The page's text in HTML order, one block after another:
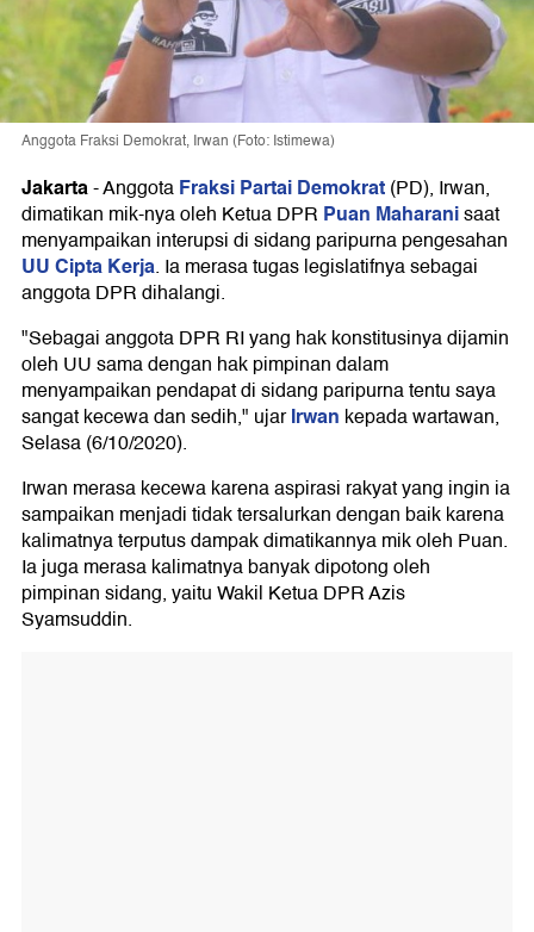
Anggota Fraksi Demokrat, Irwan (Foto: Istimewa)
Jakarta-AnggotaFraksi Partai Demokrat(PD), Irwan,
dimatikan mik-nya oleh Ketua DPR Puan Maharanisaat
menyampaikan interupsi di sidang paripurna pengesahan
UU Cipta Kerja. Ia merasa tugas legislatifnya sebagai
anggota DPR dihalangi.
"Sebagai anggota DPR RI yang hak konstitusinya dijamin
oleh UU sama dengan hak pimpinan dalam
menyampaikan pendapat di sidang paripurna tentu saya
sangat kecewa dan sedih," ujarIrwan kepada wartawan,
Selasa (6/10/2020).
Irwan merasa kecewa karena aspirasi rakyat yang ingin ia
sampaikan menjadi tidak tersalurkan dengan baik karena
kalimatnya terputus dampak dimatikannya mik oleh Puan.
Ia juga merasa kalimatnya banyak dipotong oleh
pimpinan sidang, yaitu Wakil Ketua DPR Azis
Syamsuddin.